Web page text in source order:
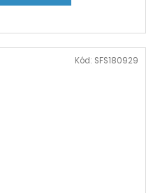
Kód: SFS180929